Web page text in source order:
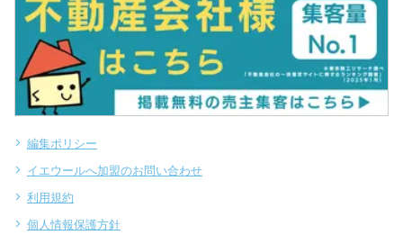
編集ポリシー
イエウールへ加盟のお問い合わせ
利用規約
個人情報保護方針